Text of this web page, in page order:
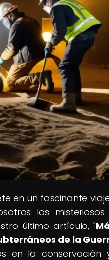
en un fascinante
los
último artículo, "
de la
en la conservación